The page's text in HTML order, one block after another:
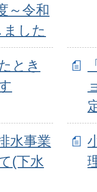
～令和
した
とき
水事業
(下水